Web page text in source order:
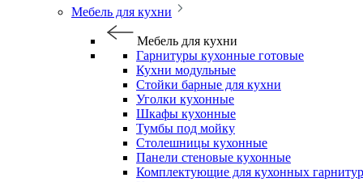
Мебель для кухни
Мебель для кухни
Гарнитуры кухонные готовые
Кухни модульные
Стойки барные для кухни
Уголки кухонные
Шкафы кухонные
Тумбы под мойку
Столешницы кухонные
Панели стеновые кухонные
Комплектующие для кухонных